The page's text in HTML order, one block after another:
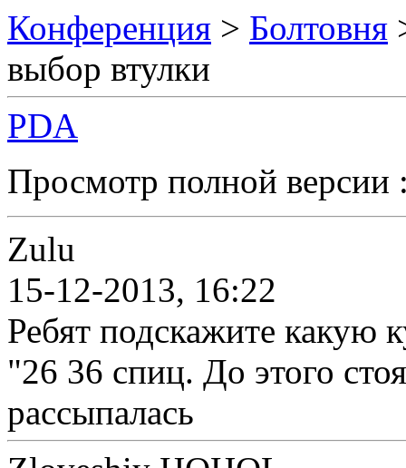
Конференция > Болтовня
выбор втулки
PDA
Просмотр полной
Zulu
15-12-2013, 16:22
Ребят подскажите какую
"26 36 спиц. До этого
рассыпалась